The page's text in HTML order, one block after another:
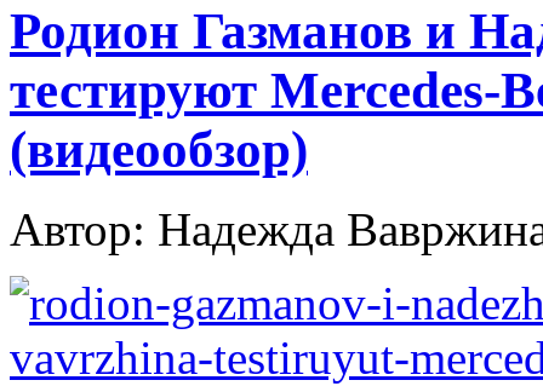
Родион Газманов и
тестируют Mercedes-
(видеообзор)
Автор: Надежда